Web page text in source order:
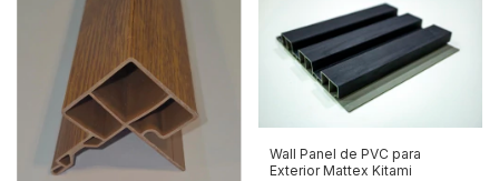
Wall Panel de PVC para
Exterior Mattex Kitami